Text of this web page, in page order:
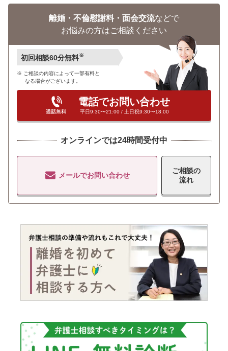
離婚・不倫慰謝料・面会交流などで
お悩みの方はご相談ください
初回相談60分無料※
ご相談の内容によって一部有料と
なる場合がございます。
電話でお問い合わせ
平日9:30〜21:00 / 土日祝9:30〜18:00
オンラインでは24時間受付中
メールでお問い合わせ
ご相談の
流れ